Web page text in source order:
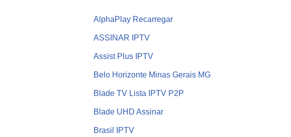
AlphaPlay Recarregar
ASSINAR IPTV
Assist Plus IPTV
Belo Horizonte Minas Gerais MG
Blade TV Lista IPTV P2P
Blade UHD Assinar
Brasil IPTV